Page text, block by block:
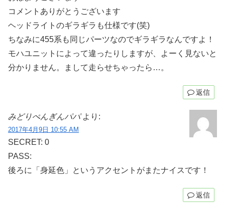
コメントありがとうございます
ヘッドライトのギラギラも仕様です(笑)
ちなみに455系も同じパーツなのでギラギラなんですよ！
モハユニットによって違ったりしますが、よーく見ないと
分かりません。まして走らせちゃったら…。
返信
みどりぺんぎんパパ より:
2017年4月9日 10:55 AM
SECRET: 0
PASS:
後ろに「身延色」というアクセントがまたナイスです！
返信